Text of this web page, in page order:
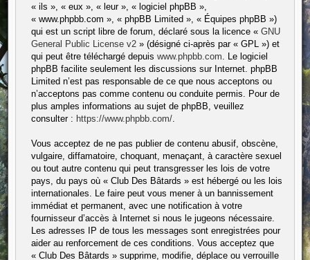
« ils », « eux », « leur », « logiciel phpBB »,
« www.phpbb.com », « phpBB Limited », « Équipes phpBB »)
qui est un script libre de forum, déclaré sous la licence « GNU
General Public License v2» (désigné ci-après par « GPL ») et
qui peut être téléchargé depuis www.phpbb.com . Le logiciel
phpBB facilite seulement les discussions sur Internet. phpBB
Limited n’est pas responsable de ce que nous acceptons ou
n’acceptons pas comme contenu ou conduite permis. Pour de
plus amples informations au sujet de phpBB, veuillez
consulter : https://www.phpbb.com/.
Vous acceptez de ne pas publier de contenu abusif, obscène,
vulgaire, diffamatoire, choquant, menaçant, à caractère sexuel
ou tout autre contenu qui peut transgresser les lois de votre
pays, du pays où « Club Des Bâtards » est hébergé ou les lois
internationales. Le faire peut vous mener à un bannissement
immédiat et permanent, avec une notification à votre
fournisseur d’accès à Internet si nous le jugeons nécessaire.
Les adresses IP de tous les messages sont enregistrées pour
aider au renforcement de ces conditions. Vous acceptez que
« Club Des Bâtards » supprime, modifie, déplace ou verrouille